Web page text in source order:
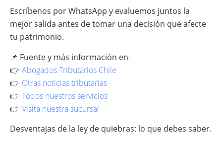
Escríbenos por WhatsApp y evaluemos juntos la
mejor salida antes de tomar una decisión que afecte
tu patrimonio.
📌 Fuente y más información en:
👉 Abogados Tributarios Chile
👉 Otras noticias tributarias
👉 Todos nuestros servicios
👉 Visita nuestra sucursal
Desventajas de la ley de quiebras: lo que debes saber.